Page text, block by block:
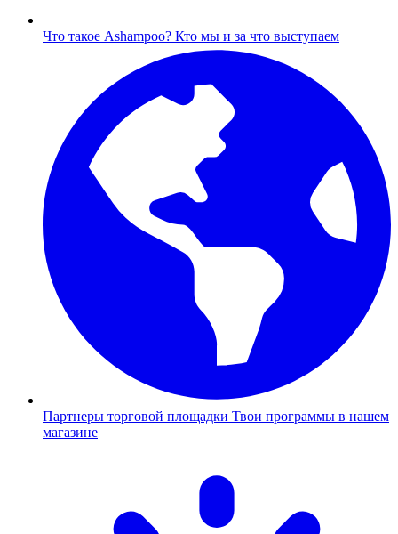
Что такое Ashampoo? Кто мы и за что выступаем
Партнеры торговой площадки Твои программы в нашем
магазине